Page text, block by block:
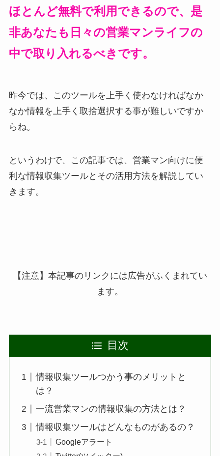
ほとんど無料で利用できるので、是
非あなたも日々の営業マンライフの
中で取り入れるべきです。
昨今では、このツールを上手く使わなければなか
なか情報を上手く取捨選択する事が難しいですか
らね。
というわけで、この記事では、営業マン向けに便
利な情報収集ツールとその活用方法を解説してい
きます。
【注意】本記事のリンクには広告がふくまれてい
ます。
目次
情報収集ツールつかう事のメリットと
は？
一流営業マンの情報収集の方法とは？
情報収集ツールはどんなものがあるの？
Googleアラート